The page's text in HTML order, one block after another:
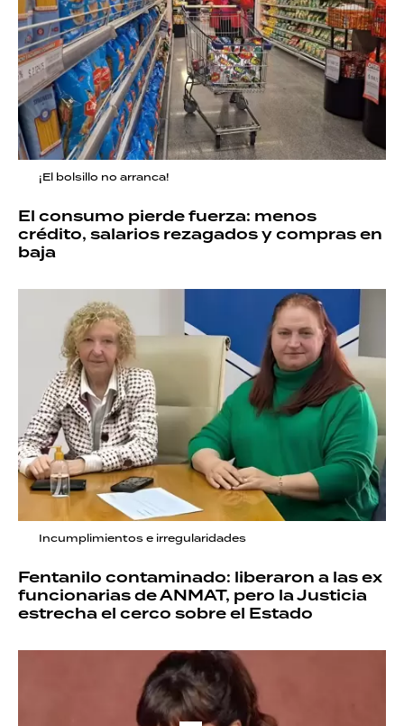
¡El bolsillo no arranca!
El consumo pierde fuerza: menos
crédito, salarios rezagados y compras en
baja
Incumplimientos e irregularidades
Fentanilo contaminado: liberaron a las ex
funcionarias de ANMAT, pero la Justicia
estrecha el cerco sobre el Estado